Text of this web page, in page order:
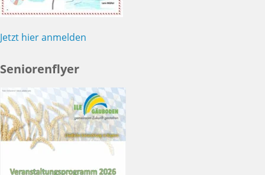
Jetzt hier anmelden
Seniorenflyer